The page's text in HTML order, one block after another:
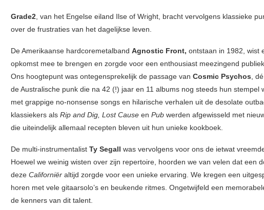
Grade2, van het Engelse eiland Ilse of Wright, bracht vervolgens klassieke
over de frustraties van het dagelijkse leven.
De Amerikaanse hardcoremetalband Agnostic Front, ontstaan in 1982, wist
opkomst mee te brengen en zorgde voor een enthousiast meezingend
Ons hoogtepunt was ontegensprekelijk de passage van Cosmic Psychos,
de Australische punk die na 42 (!) jaar en 11 albums nog steeds hun stempel
met grappige no-nonsense songs en hilarische verhalen uit de desolate
klassiekers als Rip and Dig, Lost Cause en Pub werden afgewisseld met
die uiteindelijk allemaal recepten bleven uit hun unieke kookboek.
De multi-instrumentalist Ty Segall was vervolgens voor ons de ietwat
Hoewel we weinig wisten over zijn repertoire, hoorden we van velen dat een
deze Californiër altijd zorgde voor een unieke ervaring. We kregen een
horen met vele gitaarsolo’s en beukende ritmes. Ongetwijfeld een
de kenners van dit talent.